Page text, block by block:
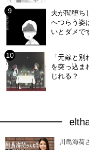
夫が闇堕ち
へつらう姿
いとダメで
「元嫁と
を突っ込ま
じれる？
川島海荷